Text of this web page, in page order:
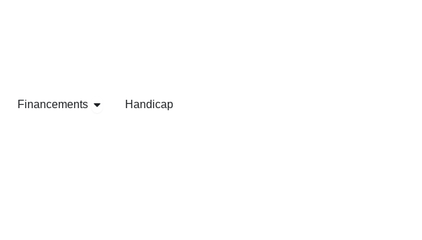
Permis Auto 🚘
Financements Ouvrir Financements
Handicap